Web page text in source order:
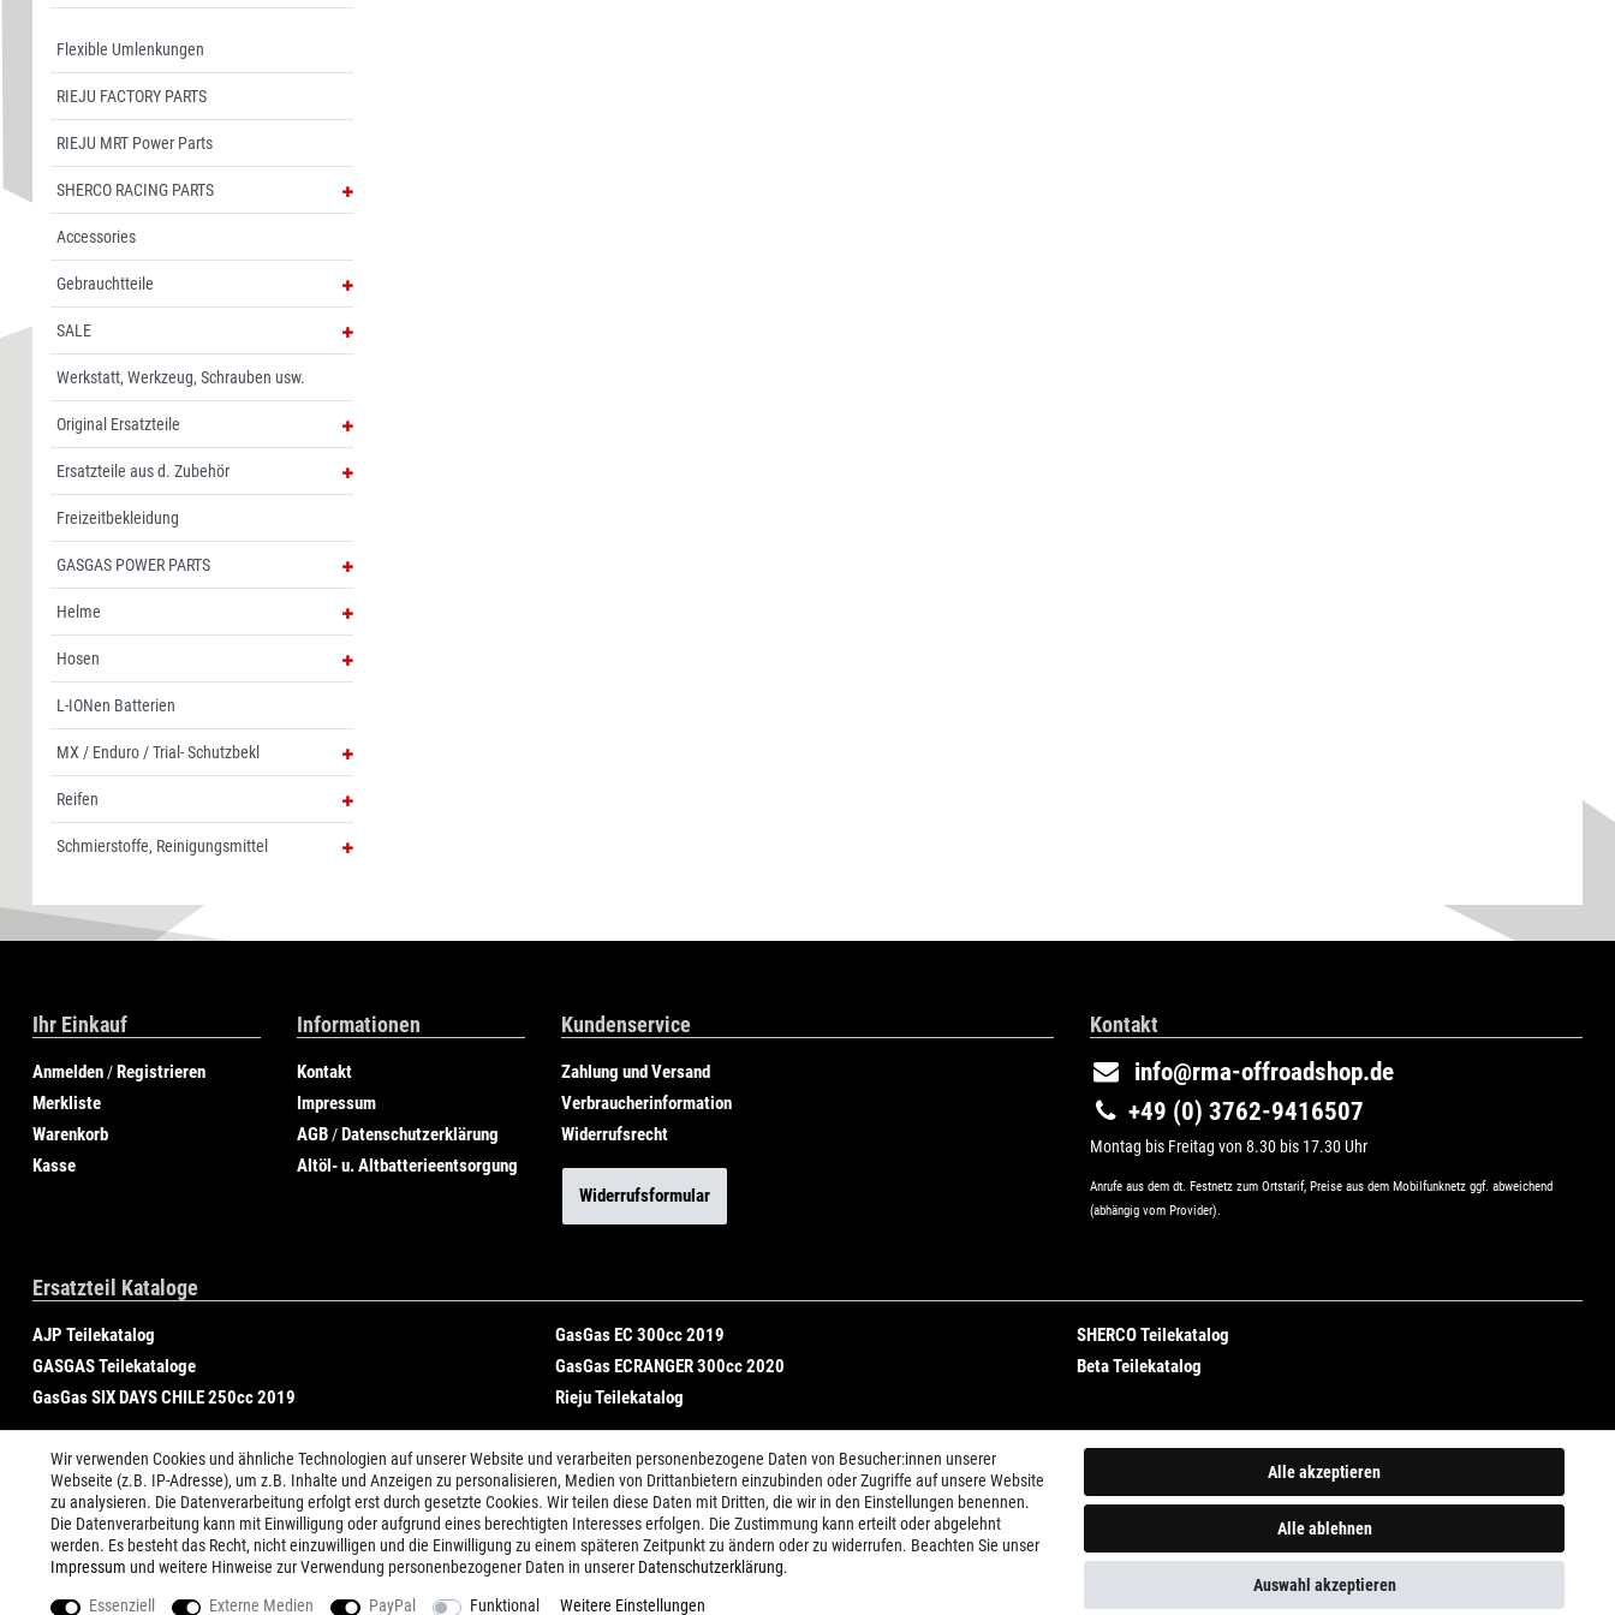
Flexible Umlenkungen
RIEJU FACTORY PARTS
RIEJU MRT Power Parts
SHERCO RACING PARTS
Accessories
Gebrauchtteile
SALE
Werkstatt, Werkzeug, Schrauben usw.
Original Ersatzteile
Ersatzteile aus d. Zubehör
Freizeitbekleidung
GASGAS POWER PARTS
Helme
Hosen
L-IONen Batterien
MX / Enduro / Trial- Schutzbekl
Reifen
Schmierstoffe, Reinigungsmittel
Ihr Einkauf
Anmelden /Registrieren
Merkliste
Warenkorb
Kasse
Informationen
Kontakt
Impressum
AGB /Datenschutzerklärung
Altöl- u. Altbatterieentsorgung
Kundenservice
Zahlung und Versand
Verbraucherinformation
Widerrufsrecht
Widerrufsformular
Kontakt
info@rma-offroadshop.de
+49 (0) 3762-9416507
Montag bis Freitag von 8.30 bis 17.30 Uhr
Anrufe aus dem dt. Festnetz zum Ortstarif, Preise aus dem Mobilfunknetz ggf. abweichend
(abhängig vom Provider).
Ersatzteil Kataloge
AJP Teilekatalog
GASGAS Teilekataloge
GasGas SIX DAYS CHILE 250cc 2019
GasGas EC 300cc 2019
GasGas ECRANGER 300cc 2020
Rieju Teilekatalog
SHERCO Teilekatalog
Beta Teilekatalog
© Copyright 2026 | Alle Rechte vorbehalten. - | Realisation
Wir verwenden Cookies und ähnliche Technologien auf unserer Website und verarbeiten personenbezogene Daten von Besucher:innen unserer
Webseite (z.B. IP-Adresse), um z.B. Inhalte und Anzeigen zu personalisieren, Medien von Drittanbietern einzubinden oder Zugriffe auf unsere Website
zu analysieren. Die Datenverarbeitung erfolgt erst durch gesetzte Cookies. Wir teilen diese Daten mit Dritten, die wir in den Einstellungen benennen.
Die Datenverarbeitung kann mit Einwilligung oder aufgrund eines berechtigten Interesses erfolgen. Die Zustimmung kann erteilt oder abgelehnt
werden. Es besteht das Recht, nicht einzuwilligen und die Einwilligung zu einem späteren Zeitpunkt zu ändern oder zu widerrufen. Beachten Sie unser
Impressum und weitere Hinweise zur Verwendung personenbezogener Daten in unserer Daten­schutz­erklärung.
Essenziell
Externe Medien PayPal Funktional Weitere Einstellungen
Alle akzeptieren
Alle ablehnen
Auswahl akzeptieren